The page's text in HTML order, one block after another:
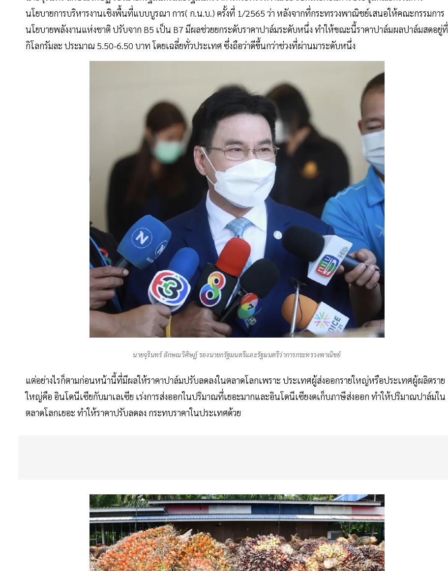
นโยบายการบริหารงานเชิงพื้นที่แบบบูรณา การ( ก.น.บ.) ครั้งที่ 1/2565 ว่า หลังจากที่กระทรวงพาณิชย์เสนอให้คณะกรรมการ
นโยบายพลังงานแห่งชาติ ปรับจาก B5 เป็น B7 มีผลช่วยยกระดับราคาปาล์มระดับหนึ่ง ทำให้ขณะนี้ราคาปาล์มผลปาล์มสดอยู่ที่
กิโลกรัมละ ประมาณ 5.50-6.50 บาท โดยเฉลี่ยทั่วประเทศ ซึ่งถือว่าดีขึ้นกว่าช่วงที่ผ่านมาระดับหนึ่ง
นายจุรินทร์ ลักษณวิศิษฏ์ รองนายกรัฐมนตรีและรัฐมนตรีว่าการกระทรวงพาณิชย์
แต่อย่างไรก็ตามก่อนหน้านี้ที่มีผลให้ราคาปาล์มปรับลดลงในตลาดโลกเพราะ ประเทศผู้ส่งออกรายใหญ่หรือประเทศผู้ผลิตราย
ใหญ่คือ อินโดนีเซียกับมาเลเซีย เร่งการส่งออกในปริมาณที่เยอะมากและอินโดนีเซียงดเก็บภาษีส่งออก ทำให้ปริมาณปาล์มใน
ตลาดโลกเยอะ ทำให้ราคาปรับลดลง กระทบราคาในประเทศด้วย